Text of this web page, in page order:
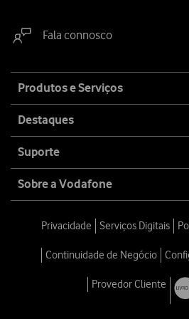
Fala connosco
map
Produtos e Serviços
Destaques
Suporte
Sobre a Vodafone
Privacidade Serviços Digitais
Continuidade de Negócio
Provedor Cliente